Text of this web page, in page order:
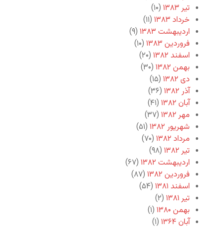
تیر ۱۳۸۳
(۱۰)
خرداد ۱۳۸۳
(۱۱)
اردیبهشت ۱۳۸۳
(۹)
فروردین ۱۳۸۳
(۱۰)
اسفند ۱۳۸۲
(۲۰)
بهمن ۱۳۸۲
(۳۰)
دی ۱۳۸۲
(۱۵)
آذر ۱۳۸۲
(۳۶)
آبان ۱۳۸۲
(۴۱)
مهر ۱۳۸۲
(۳۷)
شهریور ۱۳۸۲
(۵۱)
مرداد ۱۳۸۲
(۷۰)
تیر ۱۳۸۲
(۹۸)
اردیبهشت ۱۳۸۲
(۶۷)
فروردین ۱۳۸۲
(۸۷)
اسفند ۱۳۸۱
(۵۴)
تیر ۱۳۸۱
(۲)
بهمن ۱۳۸۰
(۱)
آبان ۱۳۶۴
(۱)